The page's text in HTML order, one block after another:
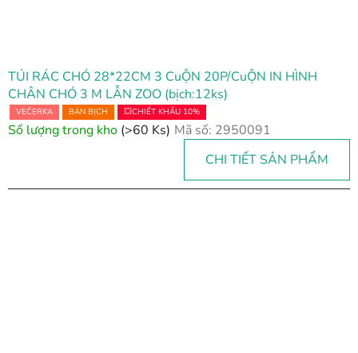
TÚI RÁC CHÓ 28*22CM 3 CuỘN 20P/CuỘN IN HÌNH
CHÂN CHÓ 3 M LẪN ZOO (bịch:12ks)
VEČERKA BÁN BỊCH 💥CHIẾT KHẤU 10%
Số lượng trong kho (>60 Ks) Mã số: 2950091
CHI TIẾT SẢN PHẨM